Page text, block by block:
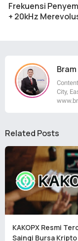
Frekuensi
+ 20kHz
City,
Related Posts
KAKOPX Resmi
Saingi Bursa